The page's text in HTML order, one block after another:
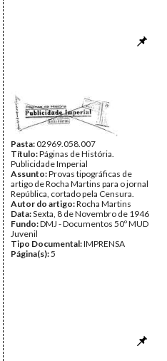
Pasta:02969.058.007
Título:Páginas de História.
Publicidade Imperial
Assunto:Provas tipográficas de
artigo de Rocha Martins para o jornal
República, cortado pela Censura.
Autor do artigo:Rocha Martins
Data:Sexta, 8 de Novembro de 1946
Fundo:DMJ - Documentos 50º MUD
Juvenil
Tipo Documental:IMPRENSA
Página(s):5